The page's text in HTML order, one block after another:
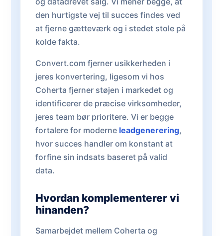
den hurtigste vej til succes findes ved
at fjerne gætteværk og i stedet stole på
kolde fakta.
Convert.com fjerner usikkerheden i
jeres konvertering, ligesom vi hos
Coherta fjerner støjen i markedet og
identificerer de præcise virksomheder,
jeres team bør prioritere. Vi er begge
fortalere for moderne leadgenerering,
hvor succes handler om konstant at
forfine sin indsats baseret på valid
data.
Hvordan komplementerer vi
hinanden?
Samarbejdet mellem Coherta og